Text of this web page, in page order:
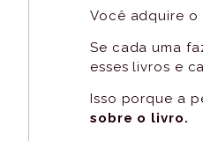
Você adquire o
Se cada uma
esses livros e
Isso porque a
sobre o livro.